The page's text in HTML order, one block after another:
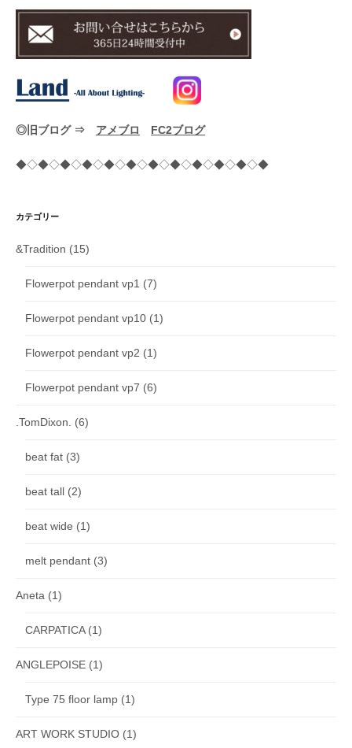
◎旧ブログ ⇒ アメブロ FC2ブログ
◆◇◆◇◆◇◆◇◆◇◆◇◆◇◆◇◆◇◆◇◆◇◆
カテゴリー
&Tradition (15)
Flowerpot pendant vp1 (7)
Flowerpot pendant vp10 (1)
Flowerpot pendant vp2 (1)
Flowerpot pendant vp7 (6)
.TomDixon. (6)
beat fat (3)
beat tall (2)
beat wide (1)
melt pendant (3)
Aneta (1)
CARPATICA(1)
ANGLEPOISE (1)
Type 75 floor lamp (1)
ART WORK STUDIO (1)